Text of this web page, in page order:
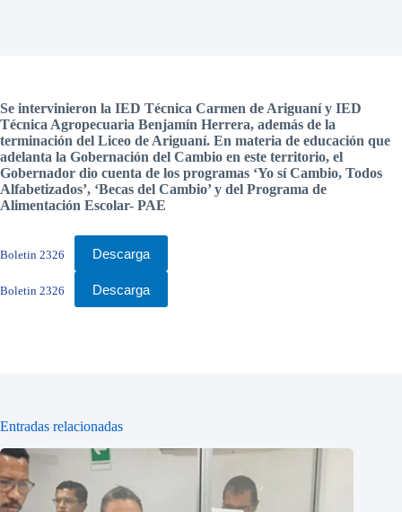
Se intervinieron la IED Técnica Carmen de Ariguaní y IED
Técnica Agropecuaria Benjamín Herrera, además de la
terminación del Liceo de Ariguaní. En materia de educación que
adelanta la Gobernación del Cambio en este territorio, el
Gobernador dio cuenta de los programas ‘Yo sí Cambio, Todos
Alfabetizados’, ‘Becas del Cambio’ y del Programa de
Alimentación Escolar- PAE
Boletin 2326 Descarga
Boletin 2326 Descarga
Entradas relacionadas